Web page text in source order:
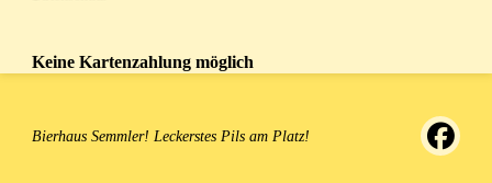
Keine Kartenzahlung möglich
Bierhaus Semmler! Leckerstes Pils am Platz!